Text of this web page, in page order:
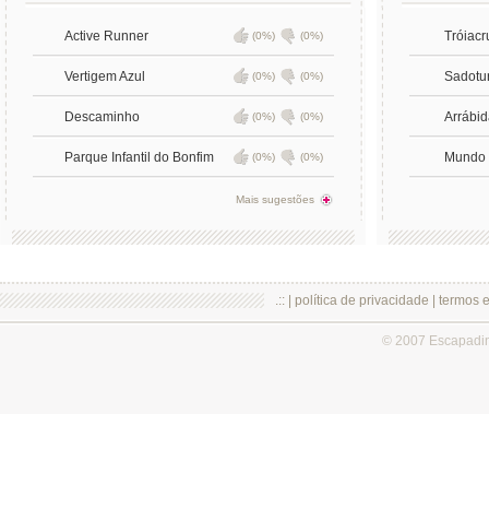
Active Runner (0%) (0%)
Vertigem Azul (0%) (0%)
Descaminho (0%) (0%)
Parque Infantil do Bonfim (0%) (0%)
Mais sugestões
.:: | política de privacidade termos
© 2007